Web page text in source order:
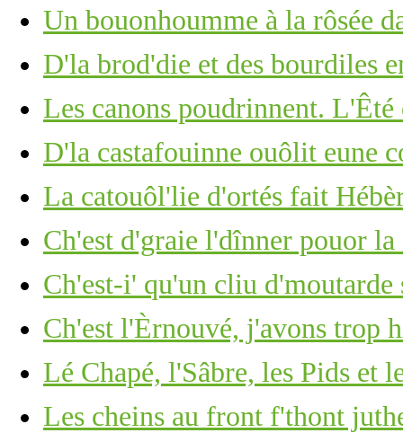
Un bouonhoumme à la rôsée
D'la brod'die et des bourdiles
Les canons poudrinnent.
D'la castafouinne ouôlit eune
La catouôl'lie d'ortés fait
Ch'est d'graie l'dînner pouor
Ch'est-i' qu'un cliu d'moutarde
Ch'est l'Èrnouvé, j'avons trop
Lé Chapé, l'Sâbre, les Pids et
Les cheins au front f'thont